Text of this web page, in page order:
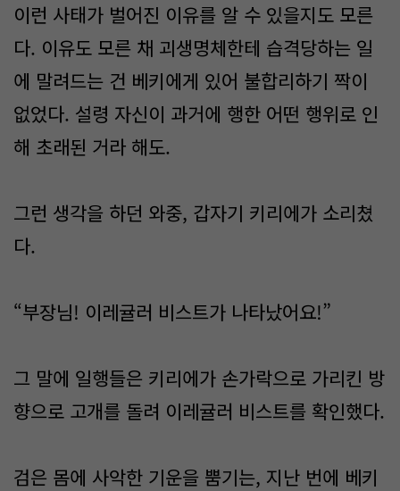
이런 사태가 벌어진 이유를 알 수 있을지도 모른
다. 이유도 모른 채 괴생명체한테 습격당하는 일
에 말려드는 건 베키에게 있어 불합리하기 짝이
없었다. 설령 자신이 과거에 행한 어떤 행위로 인
해 초래된 거라 해도.
그런 생각을 하던 와중, 갑자기 키리에가 소리쳤
다.
“부장님! 이레귤러 비스트가 나타났어요!”
그 말에 일행들은 키리에가 손가락으로 가리킨 방
향으로 고개를 돌려 이레귤러 비스트를 확인했다.
검은 몸에 사악한 기운을 뿜기는, 지난 번에 베키